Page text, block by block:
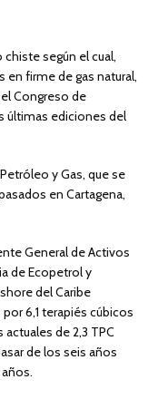
según el cual,
firme de gas natural,
Congreso de
últimas ediciones del
y Gas, que se
en Cartagena,
General de Activos
de Ecopetrol y
del Caribe
6,1 terapiés cúbicos
de 2,3 TPC
de los seis años